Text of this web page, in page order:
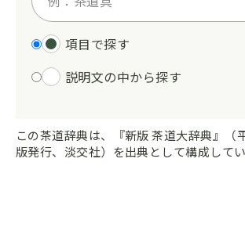
項目で探す
説明文の中から探す
この茶道辞典は、『新版 茶道大辞典』（
版発行、淡交社）を出典として構成してい